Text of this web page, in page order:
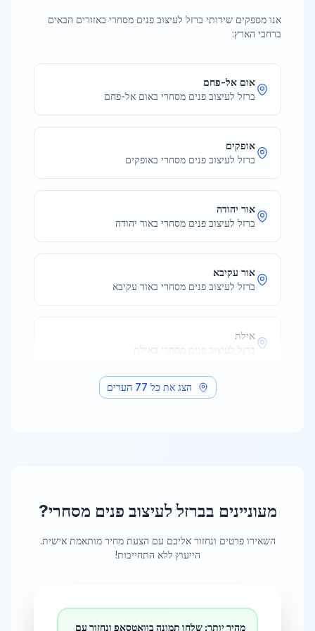
אנו מספקים שירותי ברזל לעיצוב פנים מסחרי באזורים הבאים
ברחבי הארץ:
אום אל-פחם
ברזל לעיצוב פנים מסחרי באום אל-פחם
אופקים
ברזל לעיצוב פנים מסחרי באופקים
אור יהודה
ברזל לעיצוב פנים מסחרי באור יהודה
אור עקיבא
ברזל לעיצוב פנים מסחרי באור עקיבא
אילת
ברזל לעיצוב פנים מסחרי באילת
ברזל לעיצוב פנים מסחריבאשדוד
הצג את כל 77 הערים
מעוניינים בברזל לעיצוב פנים מסחרי?
השאירו פרטים ונחזור אליכם עם הצעת מחיר מותאמת אישית.
הייעוץ ללא התחייבות!
מהיר יותר: שלחו תמונה בוואטסאפ ונחזור עם